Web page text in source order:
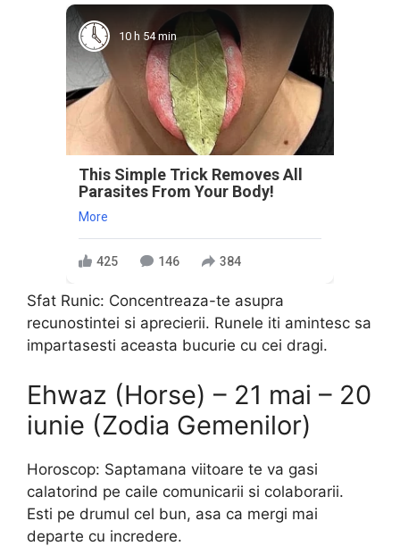
10 h 54 min
This Simple Trick Removes All
Parasites From Your Body!
More
425 146 384
Sfat Runic: Concentreaza-te asupra
recunostintei si aprecierii. Runele iti amintesc sa
impartasesti aceasta bucurie cu cei dragi.
Ehwaz (Horse) – 21 mai – 20
iunie (Zodia Gemenilor)
Horoscop: Saptamana viitoare te va gasi
calatorind pe caile comunicarii si colaborarii.
Esti pe drumul cel bun, asa ca mergi mai
departe cu incredere.